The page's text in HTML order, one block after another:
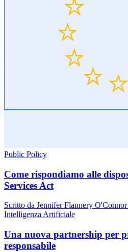
Public Policy
Come rispondiamo alle
Services Act
Scritto da Jennifer Flannery
Intelligenza Artificiale
Una nuova partnership per
responsabile